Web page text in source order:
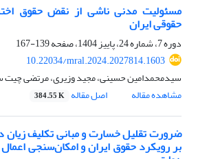
مسئولیت مدنی ناشی از نقض حقوق
حقوقی ایران
دوره 7، شماره 24، پاییز 1404، صفحه
139-167
10.22034/mral.2024.2027814.1603
سیدمحمدامین حسینی، مجید وزیری، مرتضی چیت
مشاهده مقاله
اصل مقاله 384.55 K
ضرورت تقلیل خسارت و مبانی تکلیف زیان
بر رویکرد حقوق ایران و امکان‌سنجی